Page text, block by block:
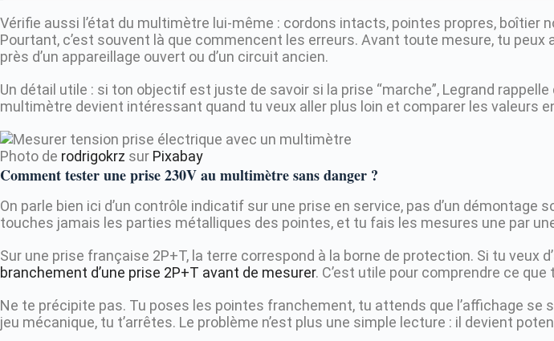
Vérifie aussi l’état du multimètre lui-même : cordons intacts, pointes propres, boîtier
Pourtant, c’est souvent là que commencent les erreurs. Avant toute mesure, tu peux
près d’un appareillage ouvert ou d’un circuit ancien.
Un détail utile : si ton objectif est juste de savoir si la prise “marche”, Legrand
multimètre devient intéressant quand tu veux aller plus loin et comparer les valeurs
Photo de rodrigokrz sur Pixabay
Comment tester une prise 230V au multimètre sans danger ?
On parle bien ici d’un contrôle indicatif sur une prise en service, pas d’un
touches jamais les parties métalliques des pointes, et tu fais les mesures une par
Sur une prise française 2P+T, la terre correspond à la borne de protection. Si tu veux
branchement d’une prise 2P+T avant de mesurer. C’est utile pour comprendre ce
Ne te précipite pas. Tu poses les pointes franchement, tu attends que l’affichage se
jeu mécanique, tu t’arrêtes. Le problème n’est plus une simple lecture : il devient